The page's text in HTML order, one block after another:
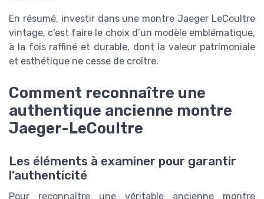
En résumé, investir dans une montre Jaeger LeCoultre
vintage, c’est faire le choix d’un modèle emblématique,
à la fois raffiné et durable, dont la valeur patrimoniale
et esthétique ne cesse de croître.
Comment reconnaître une
authentique ancienne montre
Jaeger-LeCoultre
Les éléments à examiner pour garantir
l’authenticité
Pour reconnaître une véritable ancienne montre